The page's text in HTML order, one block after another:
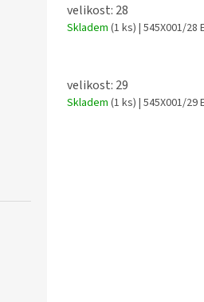
velikost: 28
Skladem (1 ks) | 545X001/28
velikost: 29
Skladem (1 ks) | 545X001/29